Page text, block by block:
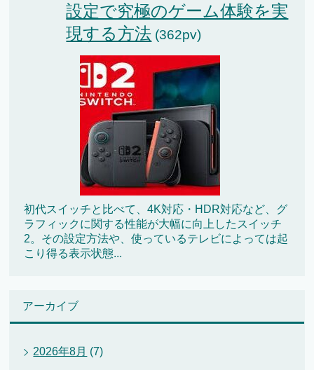
設定で究極のゲーム体験を実
現する方法 (362pv)
初代スイッチと比べて、4K対応・HDR対応など、グ
ラフィックに関する性能が大幅に向上したスイッチ
2。その設定方法や、使っているテレビによっては起
こり得る表示状態...
アーカイブ
2026年8月 (7)